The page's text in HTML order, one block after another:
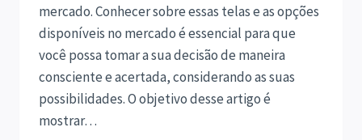
mercado. Conhecer sobre essas telas e as opções
disponíveis no mercado é essencial para que
você possa tomar a sua decisão de maneira
consciente e acertada, considerando as suas
possibilidades. O objetivo desse artigo é
mostrar…